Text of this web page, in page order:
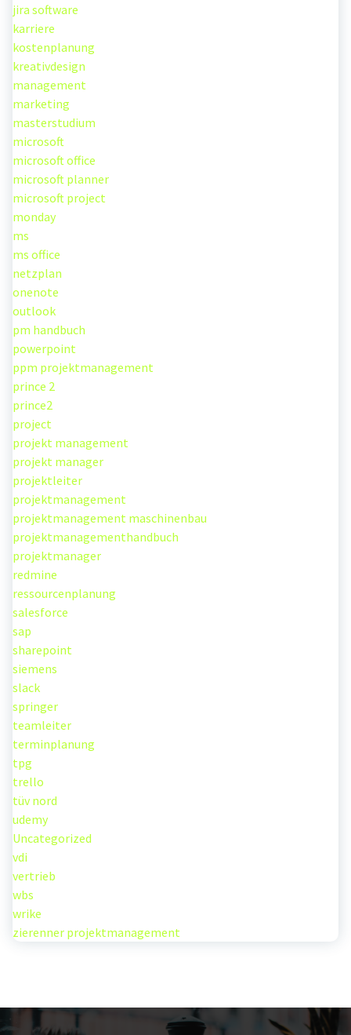
jira software
karriere
kostenplanung
kreativdesign
management
marketing
masterstudium
microsoft
microsoft office
microsoft planner
microsoft project
monday
ms
ms office
netzplan
onenote
outlook
pm handbuch
powerpoint
ppm projektmanagement
prince 2
prince2
project
projekt management
projekt manager
projektleiter
projektmanagement
projektmanagement maschinenbau
projektmanagementhandbuch
projektmanager
redmine
ressourcenplanung
salesforce
sap
sharepoint
siemens
slack
springer
teamleiter
terminplanung
tpg
trello
tüv nord
udemy
Uncategorized
vdi
vertrieb
wbs
wrike
zierenner projektmanagement